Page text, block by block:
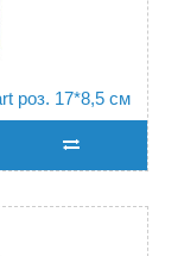
роз. 17*8,5 см